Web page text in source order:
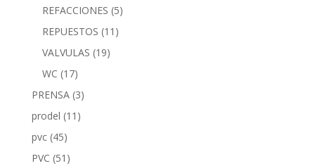
REFACCIONES (5)
REPUESTOS (11)
VALVULAS (19)
WC (17)
PRENSA (3)
prodel (11)
pvc (45)
PVC (51)